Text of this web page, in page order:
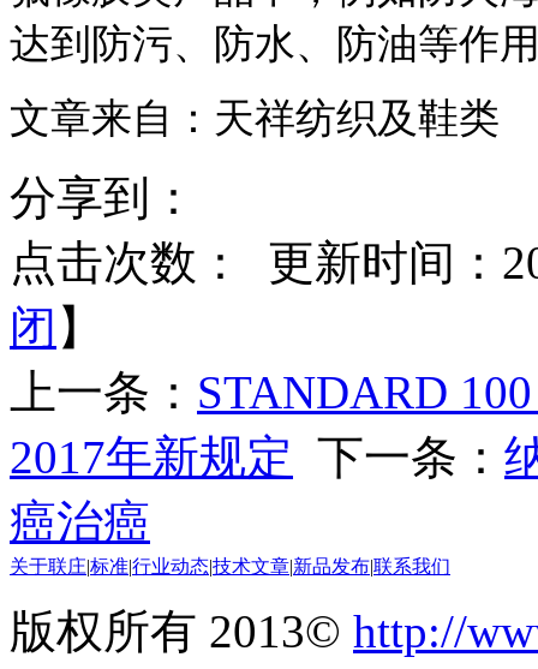
达到防污、防水、防油等作
文章来自：天祥纺织及鞋类
分享到：
点击次数：
更新时间：
闭 】
上一条： STANDARD
2017年新规定 下一条：
癌治癌
关于联庄标准行业动态技术文章 新品发布联系我们
版权所有 2013© http://